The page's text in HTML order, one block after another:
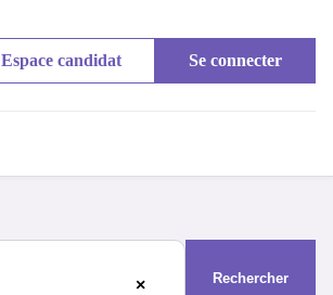
Espace candidat Se connecter
× Rechercher